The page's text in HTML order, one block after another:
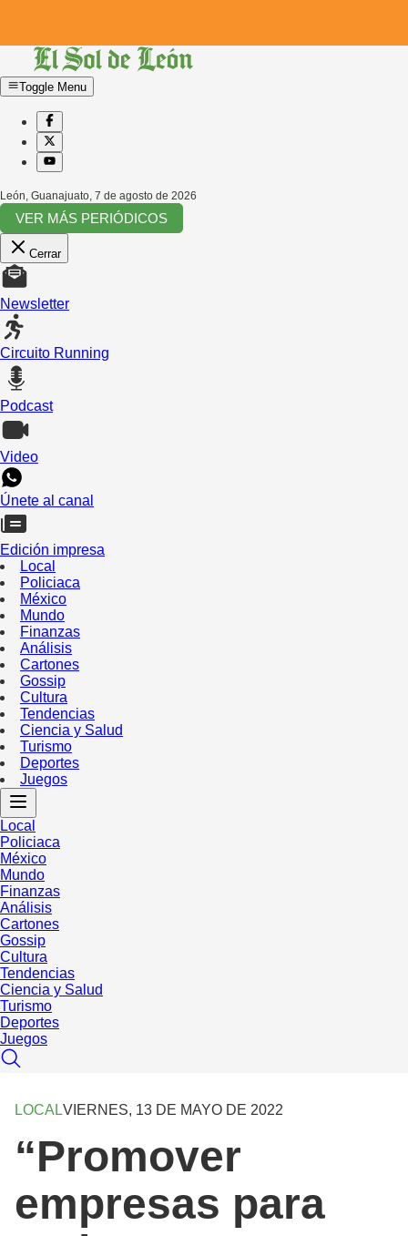
Toggle Menu
León, Guanajuato, 7 de agosto de 2026
VER MÁS PERIÓDICOS
Cerrar
Newsletter
Circuito Running
Podcast
Video
Únete al canal
Edición impresa
Local
Policiaca
México
Mundo
Finanzas
Análisis
Cartones
Gossip
Cultura
Tendencias
Ciencia y Salud
Turismo
Deportes
Juegos
Local
Policiaca
México
Mundo
Finanzas
Análisis
Cartones
Gossip
Cultura
Tendencias
Ciencia y Salud
Turismo
Deportes
Juegos
LOCALVIERNES, 13 DE MAYO DE 2022
“Promover
empresas para